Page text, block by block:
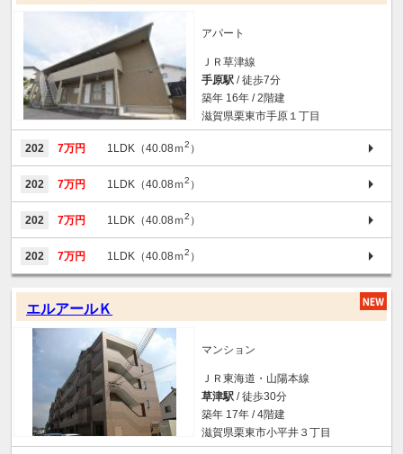
アパート
ＪＲ草津線
手原駅 / 徒歩7分
築年 16年 / 2階建
滋賀県栗東市手原１丁目
202 7万円 1LDK（40.08ｍ2 ）
202 7万円 1LDK（40.08ｍ2 ）
202 7万円 1LDK（40.08ｍ2 ）
202 7万円 1LDK（40.08ｍ2 ）
エルアールＫ
マンション
ＪＲ東海道・山陽本線
草津駅 / 徒歩30分
築年 17年 / 4階建
滋賀県栗東市小平井３丁目